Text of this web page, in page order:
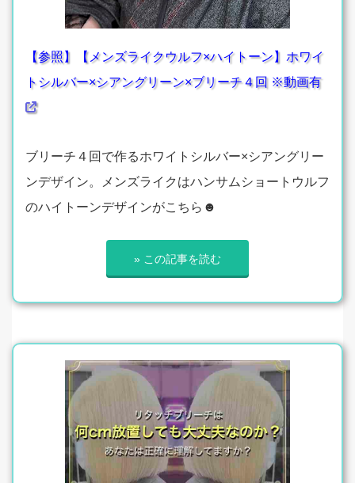
【参照】【メンズライクウルフ×ハイトーン】ホワイ
トシルバー×シアングリーン×ブリーチ４回 ※動画有
ブリーチ４回で作るホワイトシルバー×シアングリー
ンデザイン。メンズライクはハンサムショートウルフ
のハイトーンデザインがこちら☻
» この記事を読む